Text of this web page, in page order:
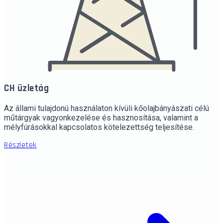
CH üzletág
Az állami tulajdonú használaton kívüli kőolajbányászati célú
műtárgyak vagyonkezelése és hasznosítása, valamint a
mélyfúrásokkal kapcsolatos kötelezettség teljesítése.
Részletek